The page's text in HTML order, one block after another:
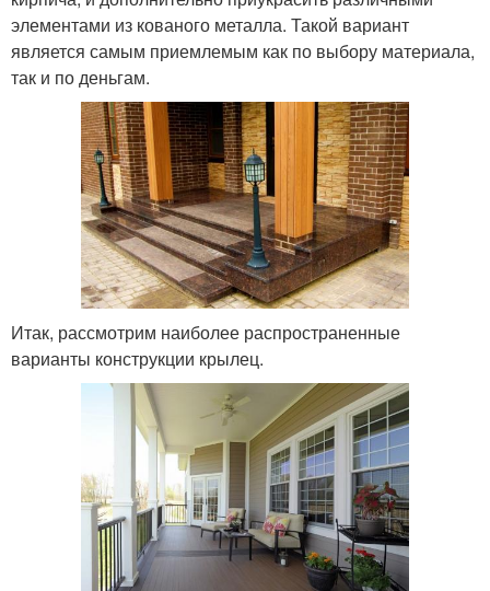
элементами из кованого металла. Такой вариант
является самым приемлемым как по выбору материала,
так и по деньгам.
Итак, рассмотрим наиболее распространенные
варианты конструкции крылец.